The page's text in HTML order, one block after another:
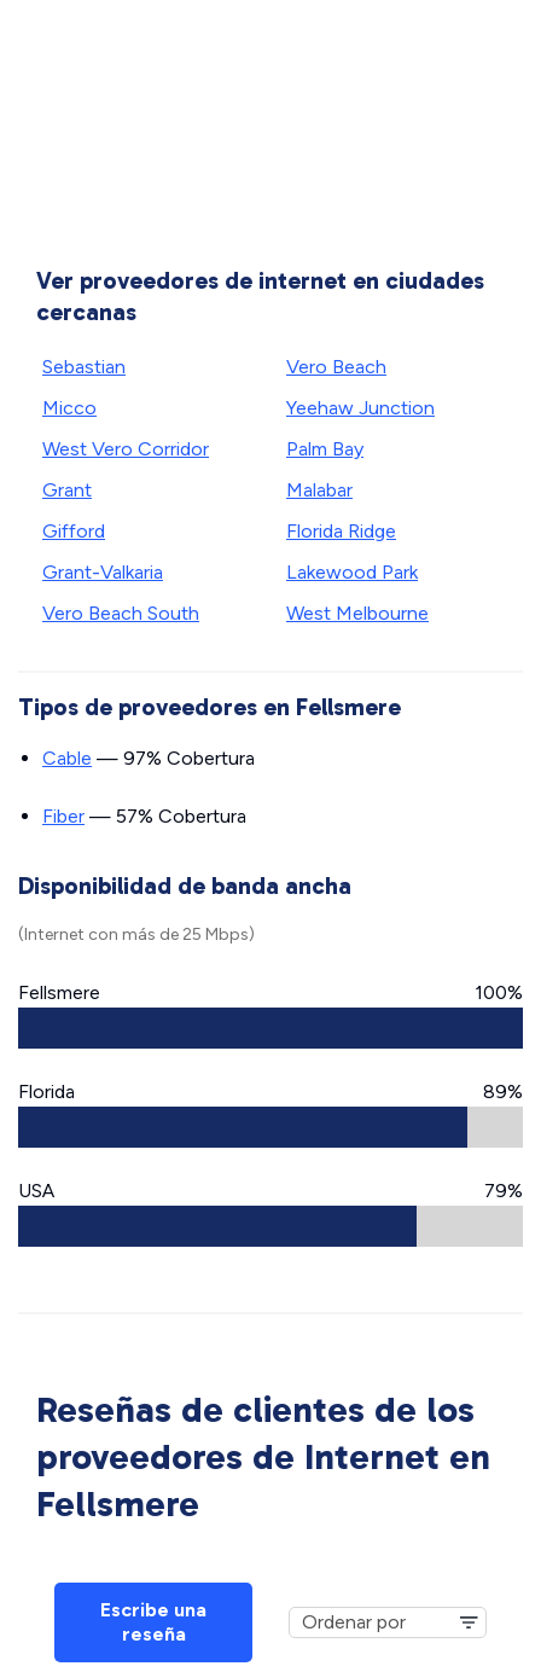
Ver proveedores de internet en ciudades
cercanas
Sebastian
Micco
West Vero Corridor
Grant
Gifford
Grant-Valkaria
Vero Beach South
Vero Beach
Yeehaw Junction
Palm Bay
Malabar
Florida Ridge
Lakewood Park
West Melbourne
Tipos de proveedores en Fellsmere
Cable — 97% Cobertura
Fiber — 57% Cobertura
Disponibilidad de banda ancha
(Internet con más de 25 Mbps)
Fellsmere 100%
Florida 89%
USA 79%
Reseñas de clientes de los
proveedores de Internet en
Fellsmere
Escribe una
reseña